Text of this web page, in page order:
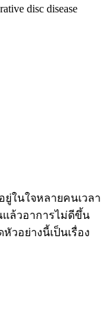
disc disease
ยู่ในใจหลายคนเวลา
ล้วอาการไม่ดีขึ้น
วอย่างนี้เป็นเรื่อง